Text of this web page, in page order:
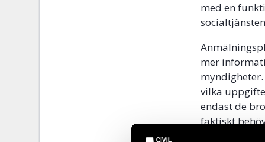
med en
mer
vilka
endast de
faktiskt